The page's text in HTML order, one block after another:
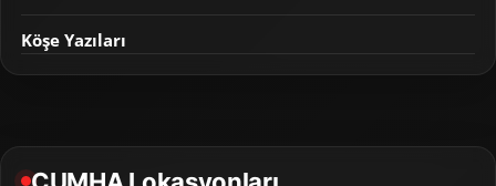
Köşe Yazıları